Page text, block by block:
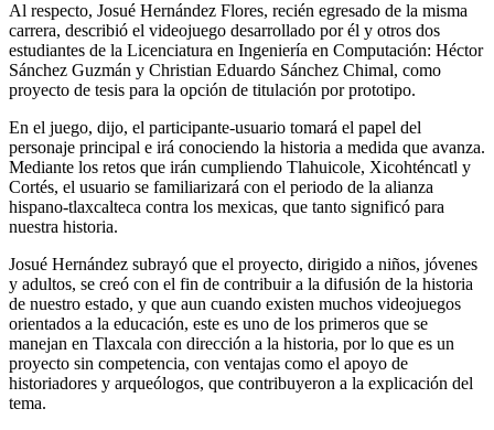
Al respecto, Josué Hernández Flores, recién egresado de la misma
carrera, describió el videojuego desarrollado por él y otros dos
estudiantes de la Licenciatura en Ingeniería en Computación: Héctor
Sánchez Guzmán y Christian Eduardo Sánchez Chimal, como
proyecto de tesis para la opción de titulación por prototipo.
En el juego, dijo, el participante-usuario tomará el papel del
personaje principal e irá conociendo la historia a medida que avanza.
Mediante los retos que irán cumpliendo Tlahuicole, Xicohténcatl y
Cortés, el usuario se familiarizará con el periodo de la alianza
hispano-tlaxcalteca contra los mexicas, que tanto significó para
nuestra historia.
Josué Hernández subrayó que el proyecto, dirigido a niños, jóvenes
y adultos, se creó con el fin de contribuir a la difusión de la historia
de nuestro estado, y que aun cuando existen muchos videojuegos
orientados a la educación, este es uno de los primeros que se
manejan en Tlaxcala con dirección a la historia, por lo que es un
proyecto sin competencia, con ventajas como el apoyo de
historiadores y arqueólogos, que contribuyeron a la explicación del
tema.